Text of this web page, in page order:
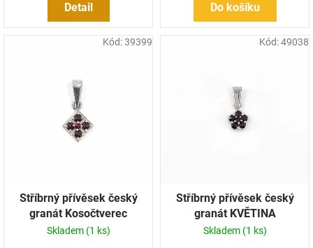
Detail Do košíku
Stříbrný přívěsek český
granát Kosočtverec
Skladem (1 ks)
Kód:39399
Stříbrný přívěsek český
granát KVĚTINA
Skladem (1 ks)
Kód:49038